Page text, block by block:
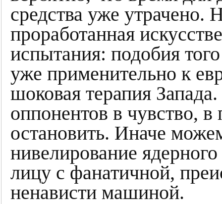
средства уже утрачено.
проработанная
испытания: подобия
уже применительно к
шоковая терапия
оппонентов в чувство,
остановить. Иначе
нивелирование
лицу с фанатичной,
ненависти машиной.